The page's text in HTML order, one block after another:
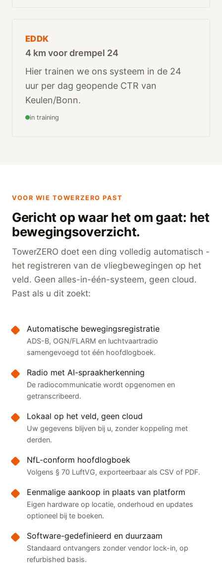
EDDK
4 km voor drempel 24
Hier trainen we ons systeem in de 24
uur per dag geopende CTR van
Keulen/Bonn.
in training
VOOR WIE TOWERZERO PAST
Gericht op waar het om gaat: het
bewegingsoverzicht.
TowerZERO doet een ding volledig automatisch -
het registreren van de vliegbewegingen op het
veld. Geen alles-in-één-systeem, geen cloud.
Past als u dit zoekt:
Automatische bewegingsregistratie
ADS-B, OGN/FLARM en luchtvaartradio
samengevoegd tot één hoofdlogboek.
Radio met AI-spraakherkenning
De radiocommunicatie wordt opgenomen en
getranscribeerd.
Lokaal op het veld, geen cloud
Uw gegevens blijven bij u, zonder koppeling met
derden.
NfL-conform hoofdlogboek
Volgens § 70 LuftVG, exporteerbaar als CSV of PDF.
Eenmalige aankoop in plaats van platform
Eigen hardware op locatie, onderhoud en updates
optioneel bij te boeken.
Software-gedefinieerd en duurzaam
Standaard ontvangers zonder vendor lock-in, op
refurbished basis.